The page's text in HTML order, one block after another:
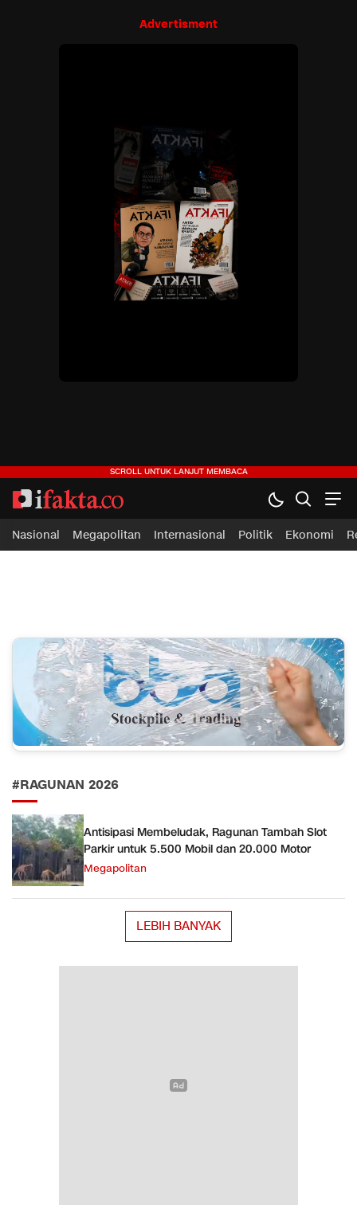
Advertisment
ifakta.co
#pastibenar
Nasional Megapolitan Internasional Politik Ekonomi
#RAGUNAN 2026
Antisipasi Membeludak, Ragunan Tambah Slot
Parkir untuk 5.500 Mobil dan 20.000 Motor
Megapolitan
LEBIH BANYAK